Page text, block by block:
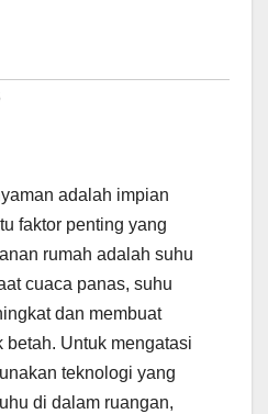
adalah impian
faktor penting yang
rumah adalah suhu
cuaca panas, suhu
dan membuat
betah. Untuk mengatasi
teknologi yang
di dalam ruangan,